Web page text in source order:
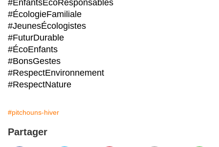
#EnfantsÉcoResponsables
#ÉcologieFamiliale
#JeunesÉcologistes
#FuturDurable
#ÉcoEnfants
#BonsGestes
#RespectEnvironnement
#RespectNature
#pitchouns-hiver
Partager